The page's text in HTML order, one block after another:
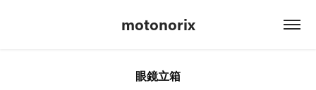
motonorix
眼鏡立箱